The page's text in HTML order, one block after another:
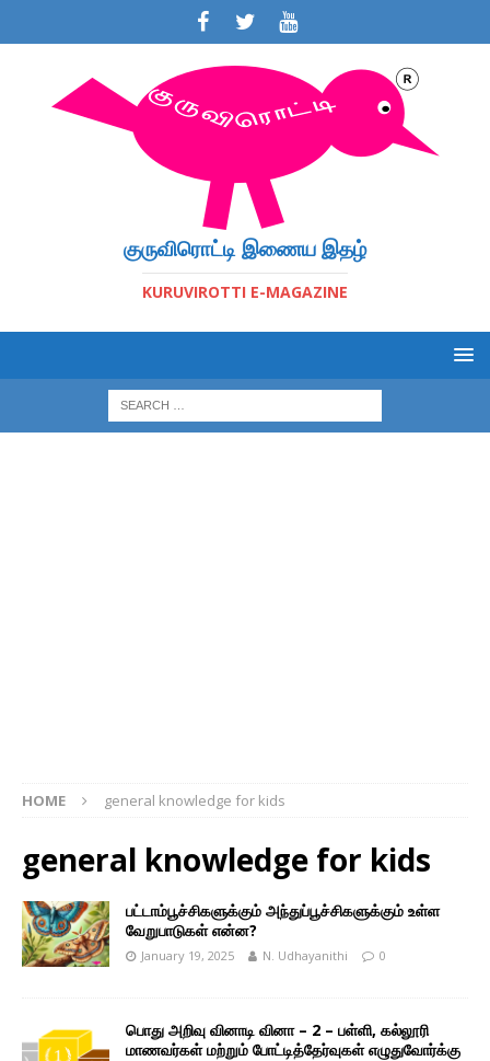
குருவிரொட்டி இணைய இதழ்
KURUVIROTTI E-MAGAZINE
HOME general knowledge for kids
general knowledge for kids
பட்டாம்பூச்சிகளுக்கும் அந்துப்பூச்சிகளுக்கும் உள்ள
வேறுபாடுகள் என்ன?
January 19, 2025 N. Udhayanithi 0
பொது அறிவு வினாடி வினா – 2 – பள்ளி, கல்லூரி
மாணவர்கள் மற்றும் போட்டித்தேர்வுகள் எழுதுவோர்க்கு